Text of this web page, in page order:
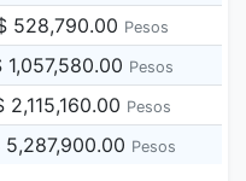
528,790.00 Pesos
1,057,580.00 Pesos
2,115,160.00 Pesos
5,287,900.00 Pesos